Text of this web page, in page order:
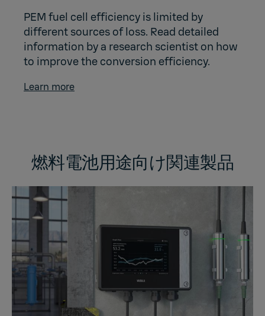
PEM fuel cell efficiency is limited by
different sources of loss. Read detailed
information by a research scientist on how
to improve the conversion efficiency.
Learn more
燃料電池用途向け関連製品